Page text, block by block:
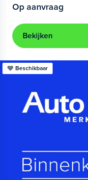
Op aanvraag
Bekijken
Beschikbaar